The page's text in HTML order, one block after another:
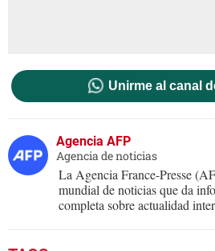
Unirme al canal
Agencia AFP
Agencia de noticias
La Agencia France-Presse
mundial de noticias que da
completa sobre actualidad